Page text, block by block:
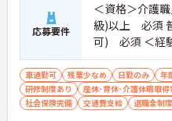
応募要件
＜資格＞介護
級)以上 必須
可) 必須 ＜経験＞介護の実務経験1年以
上 必須
車通勤可 残業少なめ 日勤のみ 年
研修制度あり
産休･育休･介護休暇取得
社会保険完備
交通費支給 退職金制